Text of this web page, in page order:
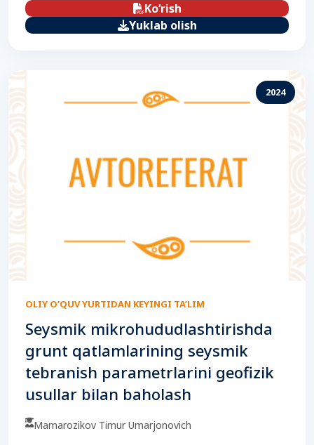
Ko‘rish
Yuklab olish
2024
OLIY O‘QUV YURTIDAN KEYINGI TA’LIM
Seysmik mikrohududlashtirishda
grunt qatlamlarining seysmik
tebranish parametrlarini geofizik
usullar bilan baholash
Mamarozikov Timur Umarjonovich